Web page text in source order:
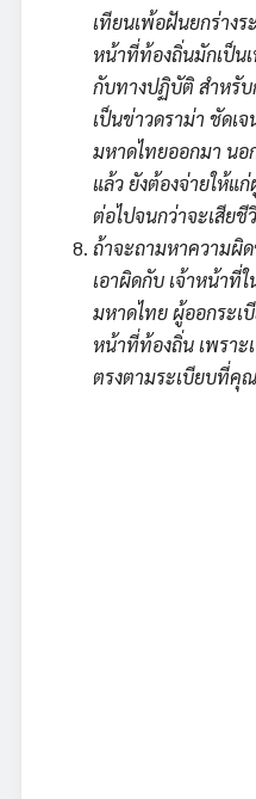
เทียนเพ้อฝันยกร่างร
หน้าที่ท้องถิ่นมักเป็น
กับทางปฏิบัติ สำหรับ
เป็นข่าวดราม่า ชัดเ
มหาดไทยออกมา นอ
แล้ว ยังต้องจ่ายให้แ
ต่อไปจนกว่าจะเสียชี
ถ้าจะถามหาความผิ
เอาผิดกับ เจ้าหน้าที่
มหาดไทย ผู้ออกระเ
หน้าที่ท้องถิ่น เพราะ
ตรงตามระเบียบที่คุ